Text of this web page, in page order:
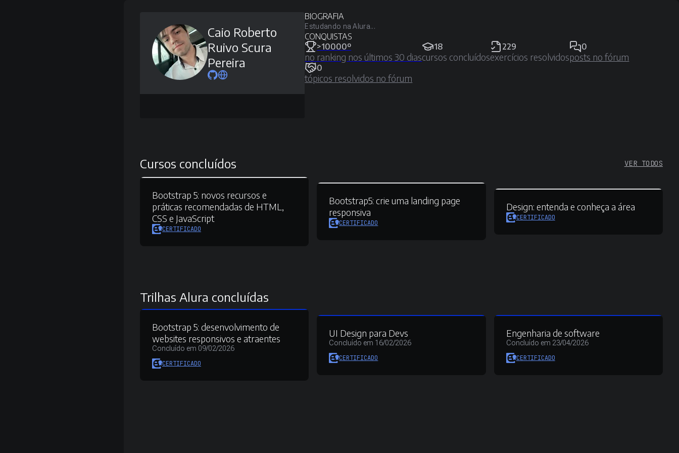
Caio Roberto
Ruivo Scura
Pereira
BIOGRAFIA
Estudando na Alura...
CONQUISTAS
>10000º
no ranking nos últimos 30 dias
18
cursos concluídos
229
exercícios resolvidos
0
posts no fórum
0
tópicos resolvidos no fórum
Cursos concluídos VER TODOS
Bootstrap 5: novos recursos e
práticas recomendadas de HTML,
CSS e JavaScript
CERTIFICADO
Bootstrap5: crie uma landing page
responsiva
CERTIFICADO
Design: entenda e conheça a área
CERTIFICADO
Trilhas Alura concluídas
Bootstrap 5: desenvolvimento de
websites responsivos e atraentes
Concluído em 09/02/2026
CERTIFICADO
UI Design para Devs
Concluído em 16/02/2026
CERTIFICADO
Engenharia de software
Concluído em 23/04/2026
CERTIFICADO